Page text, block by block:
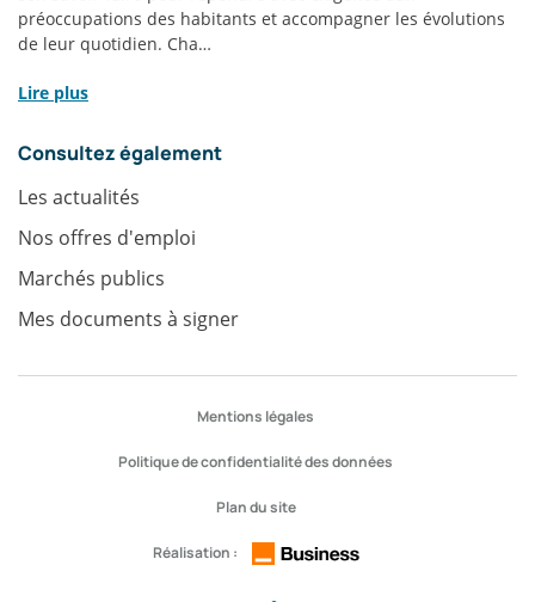
Lire plus
préoccupations des habitants et accompagner les évolutions
de leur quotidien. Cha…
Consultez également
Les actualités
Nos offres d'emploi
Marchés publics
Mes documents à signer
Mentions légales
Politique de confidentialité des données
Plan du site
Réalisation :